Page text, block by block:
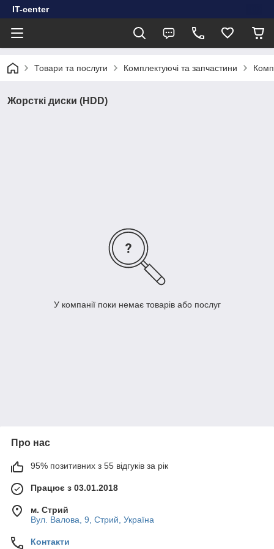
IT-center
Товари та послуги Комплектуючі та запчастини
Жорсткі диски (HDD)
У компанії поки немає товарів або послуг
Про нас
95% позитивних з 55 відгуків за рік
Працює з 03.01.2018
м. Стрий
Вул. Валова, 9, Стрий, Україна
Контакти